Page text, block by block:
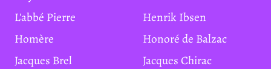
L'abbé Pierre
Henrik Ibsen
Homère
Honoré de Balzac
Jacques Brel
Jacques Chirac